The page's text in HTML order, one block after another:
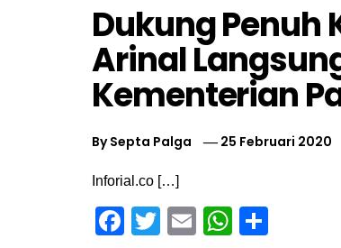
Dukung Penuh
Arinal
Kementerian
BySepta Palga 25 Februari 2020
Inforial.co […]
Facebook
TwitterEmail